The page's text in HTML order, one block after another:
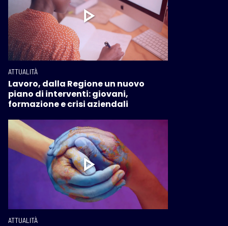
ATTUALITÀ
Lavoro, dalla Regione un nuovo
piano di interventi: giovani,
formazione e crisi aziendali
ATTUALITÀ